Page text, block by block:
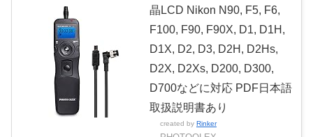
晶LCD Nikon N90, F5, F6,
F100, F90, F90X, D1, D1H,
D1X, D2, D3, D2H, D2Hs,
D2X, D2Xs, D200, D300,
D700などに対応 PDF日本語
取扱説明書あり
created by Rinker